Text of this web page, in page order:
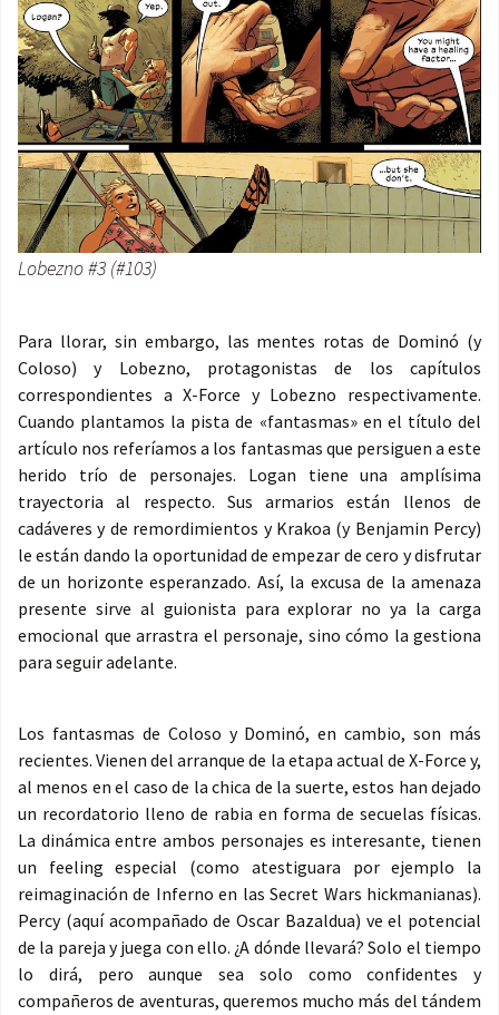
Lobezno #3 (#103)
Para llorar, sin embargo, las mentes rotas de Dominó (y
Coloso) y Lobezno, protagonistas de los capítulos
correspondientes a X-Force y Lobezno respectivamente.
Cuando plantamos la pista de «fantasmas» en el título del
artículo nos referíamos a los fantasmas que persiguen a este
herido trío de personajes. Logan tiene una amplísima
trayectoria al respecto. Sus armarios están llenos de
cadáveres y de remordimientos y Krakoa (y Benjamin Percy)
le están dando la oportunidad de empezar de cero y disfrutar
de un horizonte esperanzado. Así, la excusa de la amenaza
presente sirve al guionista para explorar no ya la carga
emocional que arrastra el personaje, sino cómo la gestiona
para seguir adelante.
Los fantasmas de Coloso y Dominó, en cambio, son más
recientes. Vienen del arranque de la etapa actual de X-Force y,
al menos en el caso de la chica de la suerte, estos han dejado
un recordatorio lleno de rabia en forma de secuelas físicas.
La dinámica entre ambos personajes es interesante, tienen
un feeling especial (como atestiguara por ejemplo la
reimaginación de Inferno en las Secret Wars hickmanianas).
Percy (aquí acompañado de Oscar Bazaldua) ve el potencial
de la pareja y juega con ello. ¿A dónde llevará? Solo el tiempo
lo dirá, pero aunque sea solo como confidentes y
compañeros de aventuras, queremos mucho más del tándem